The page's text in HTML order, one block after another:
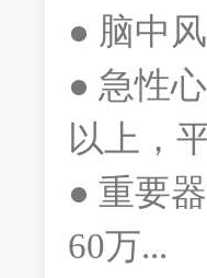
● 脑中
● 急性
以上，
● 重要
60万...